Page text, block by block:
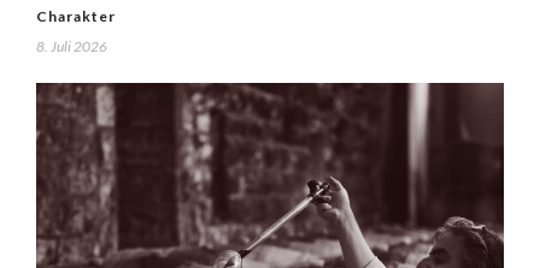
Charakter
8. Juli 2026